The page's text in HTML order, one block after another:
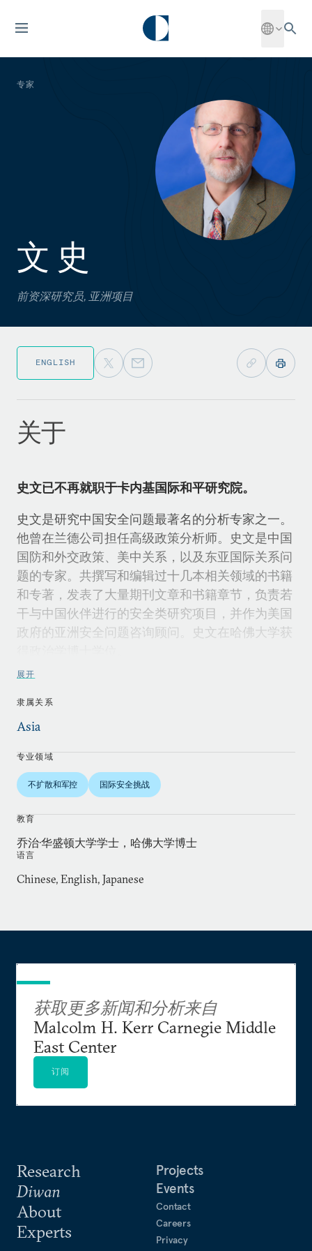
专家
文 史
前资深研究员, 亚洲项目
ENGLISH
关于
史文已不再就职于卡内基国际和平研究院。
史文是研究中国安全问题最著名的分析专家之一。
他曾在兰德公司担任高级政策分析师。史文是中国
国防和外交政策、美中关系，以及东亚国际关系问
题的专家。共撰写和编辑过十几本相关领域的书籍
和专著，发表了大量期刊文章和书籍章节，负责若
干与中国伙伴进行的安全类研究项目，并作为美国
政府的亚洲安全问题咨询顾问。史文在哈佛大学获
展开
隶属关系
Asia
专业领域
不扩散和军控 国际安全挑战
教育
乔治·华盛顿大学学士，哈佛大学博士
语言
Chinese, English, Japanese
Research
Diwan
About
Experts
Projects
Events
Contact
Careers
Privacy
获取更多新闻和分析来自
Malcolm H. Kerr Carnegie Middle
East Center
订阅